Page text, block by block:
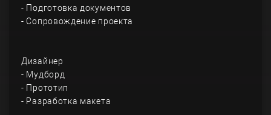
- Подготовка документов
- Сопровождение проекта
Дизайнер
- Мудборд
- Прототип
- Разработка макета